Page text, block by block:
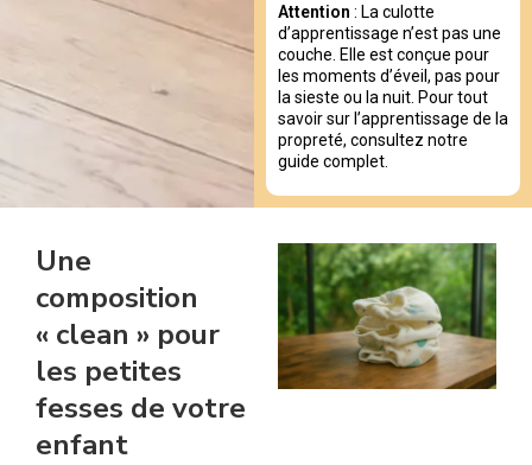
Attention : La culotte
d’apprentissage n’est pas une
couche. Elle est conçue pour
les moments d’éveil, pas pour
la sieste ou la nuit. Pour tout
savoir sur l’apprentissage de la
propreté, consultez notre
guide complet.
Une
composition
« clean » pour
les petites
fesses de votre
enfant